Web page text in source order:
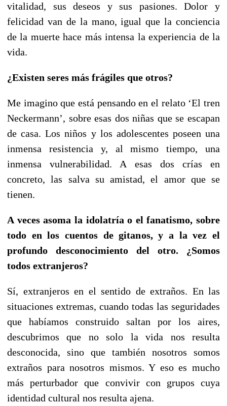
vitalidad, sus deseos y sus pasiones. Dolor y
felicidad van de la mano, igual que la conciencia
de la muerte hace más intensa la experiencia de la
vida.
¿Existen seres más frágiles que otros?
Me imagino que está pensando en el relato ‘El tren
Neckermann’, sobre esas dos niñas que se escapan
de casa. Los niños y los adolescentes poseen una
inmensa resistencia y, al mismo tiempo, una
inmensa vulnerabilidad. A esas dos crías en
concreto, las salva su amistad, el amor que se
tienen.
A veces asoma la idolatría o el fanatismo, sobre
todo en los cuentos de gitanos, y a la vez el
profundo desconocimiento del otro. ¿Somos
todos extranjeros?
Sí, extranjeros en el sentido de extraños. En las
situaciones extremas, cuando todas las seguridades
que habíamos construido saltan por los aires,
descubrimos que no solo la vida nos resulta
desconocida, sino que también nosotros somos
extraños para nosotros mismos. Y eso es mucho
más perturbador que convivir con grupos cuya
identidad cultural nos resulta ajena.